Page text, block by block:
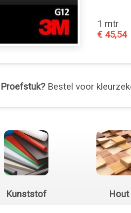
1 mtr
€ 45,54
Proefstuk?Bestel voor
Kunststof Hout